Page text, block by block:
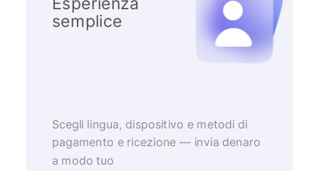
semplice
Scegli lingua, dispositivo e metodi di
pagamento e ricezione — invia denaro
a modo tuo